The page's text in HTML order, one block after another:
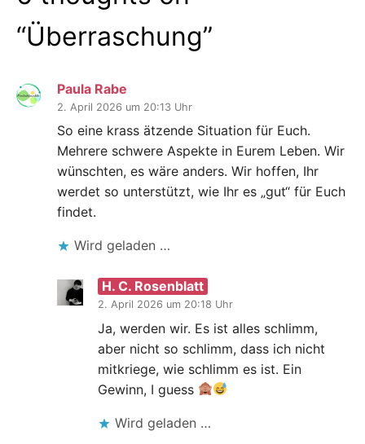
“Überraschung”
Paula Rabe
2. April 2026 um 20:13 Uhr
So eine krass ätzende Situation für Euch.
Mehrere schwere Aspekte in Eurem Leben. Wir
wünschten, es wäre anders. Wir hoffen, Ihr
werdet so unterstützt, wie Ihr es „gut“ für Euch
findet.
Wird geladen …
H. C. Rosenblatt
2. April 2026 um 20:18 Uhr
Ja, werden wir. Es ist alles schlimm,
aber nicht so schlimm, dass ich nicht
mitkriege, wie schlimm es ist. Ein
Gewinn, I guess
Wird geladen …